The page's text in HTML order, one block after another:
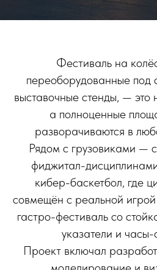
Фестиваль на
переоборудованные под
выставочные стенды, — это
а полноценные
разворачиваются в
Рядом с грузовиками —
фиджитал-
кибер-баскетбол, где
совмещён с реальной
гастро-фестиваль со
указатели и
Проект включал